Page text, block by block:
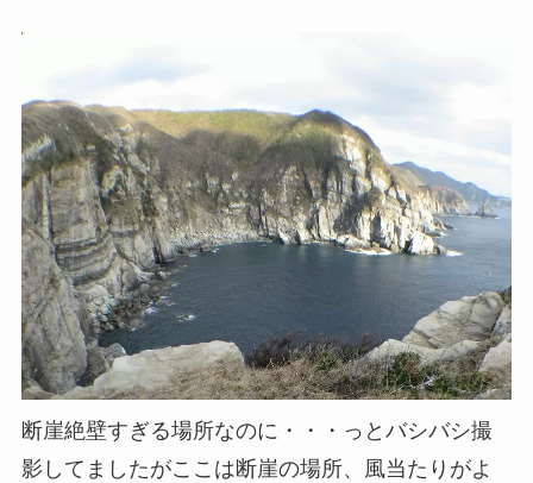
断崖絶壁すぎる場所なのに・・・っとバシバシ撮
影してましたがここは断崖の場所、風当たりがよ